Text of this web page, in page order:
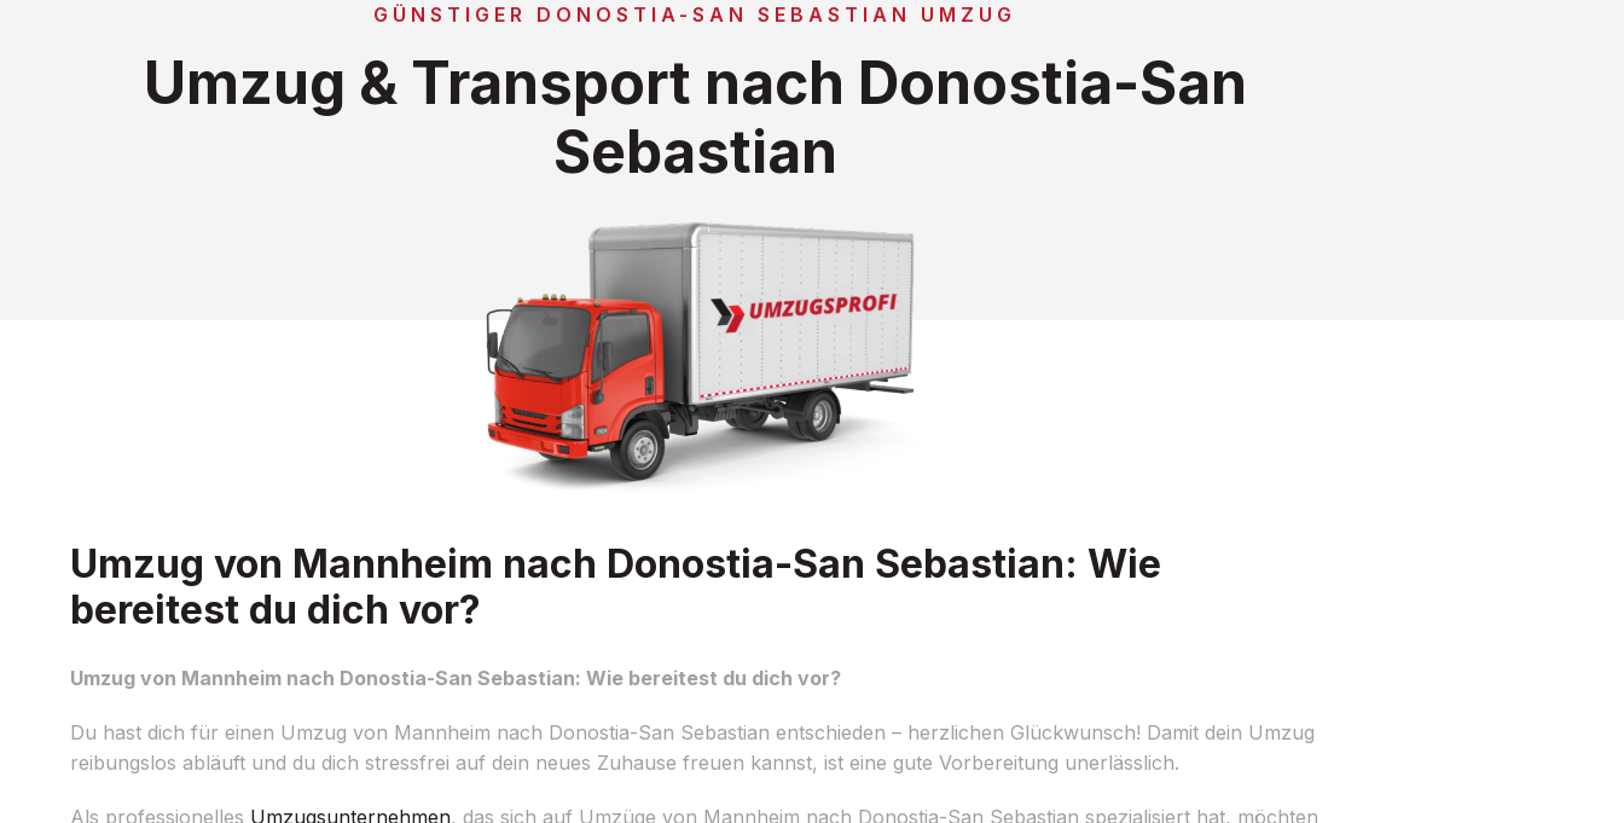
GÜNSTIGER DONOSTIA-SAN SEBASTIAN UMZUG
Umzug & Transport nach Donostia-San
Sebastian
Umzug von Mannheim nach Donostia-San Sebastian: Wie
bereitest du dich vor?
Umzug von Mannheim nach Donostia-San Sebastian: Wie bereitest du dich vor?
Du hast dich für einen Umzug von Mannheim nach Donostia-San Sebastian entschieden – herzlichen Glückwunsch! Damit dein Umzug
reibungslos abläuft und du dich stressfrei auf dein neues Zuhause freuen kannst, ist eine gute Vorbereitung unerlässlich.
Als professionelles Umzugsunternehmen, das sich auf Umzüge von Mannheim nach Donostia-San Sebastian spezialisiert hat, möchten